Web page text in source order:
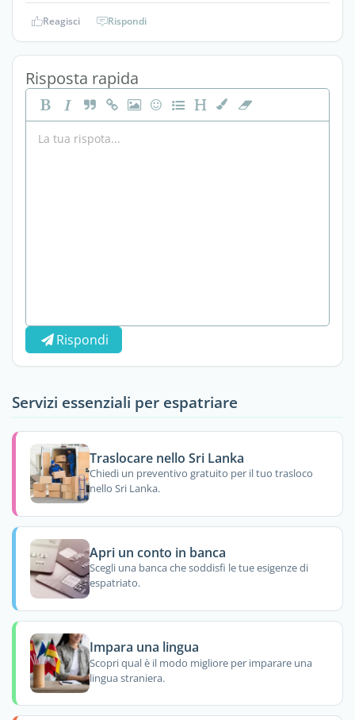
Reagisci Rispondi
Risposta rapida
Rispondi
Servizi essenziali per espatriare
Traslocare nello Sri Lanka
Chiedi un preventivo gratuito per il tuo trasloco
nello Sri Lanka.
Apri un conto in banca
Scegli una banca che soddisfi le tue esigenze di
espatriato.
Impara una lingua
Scopri qual è il modo migliore per imparare una
lingua straniera.